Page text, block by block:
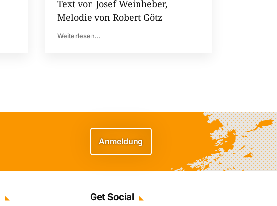
Text von Josef Weinheber,
Melodie von Robert Götz
Weiterlesen...
Anmeldung
Get Social